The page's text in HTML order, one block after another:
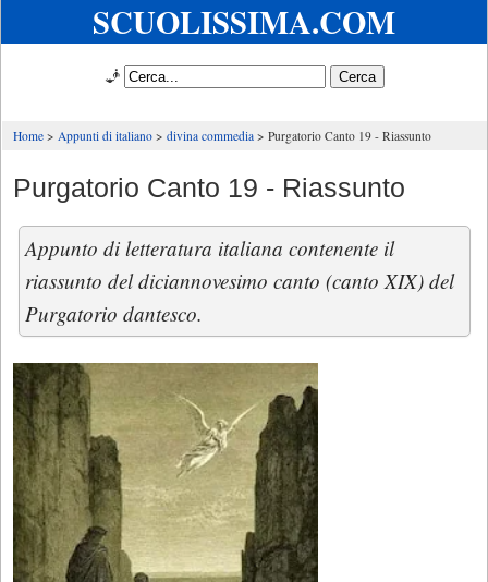
SCUOLISSIMA.COM
🧞
Home Appunti di italiano divina commedia Purgatorio Canto 19 - Riassunto
Purgatorio Canto 19 - Riassunto
Appunto di letteratura italiana contenente il
riassunto del diciannovesimo canto (canto XIX) del
Purgatorio dantesco.